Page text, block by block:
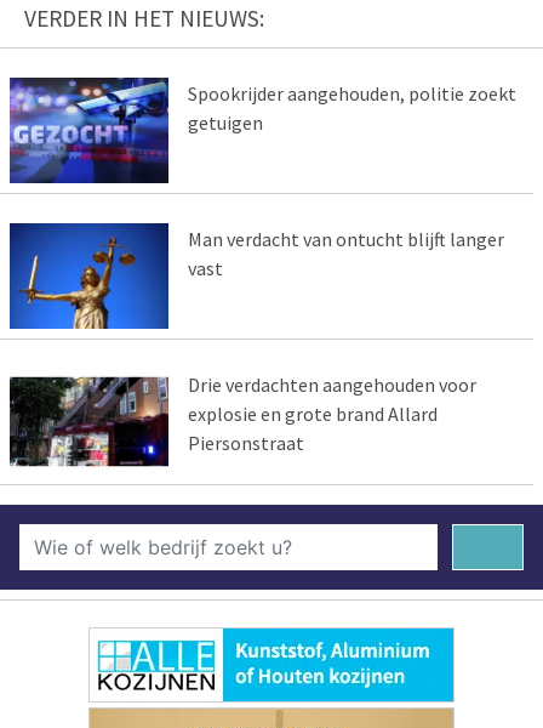
VERDER IN HET NIEUWS:
Spookrijder aangehouden, politie zoekt
getuigen
Man verdacht van ontucht blijft langer
vast
Drie verdachten aangehouden voor
explosie en grote brand Allard
Piersonstraat